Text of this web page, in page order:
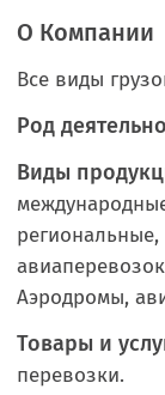
О Компании
Все виды
Род
Виды
региональные,
Аэродромы,
Товары и
перевозки.